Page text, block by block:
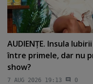
AUDIENŢE. Insula
între primele, dar nu
show?
7 AUG 2026 19:13 0